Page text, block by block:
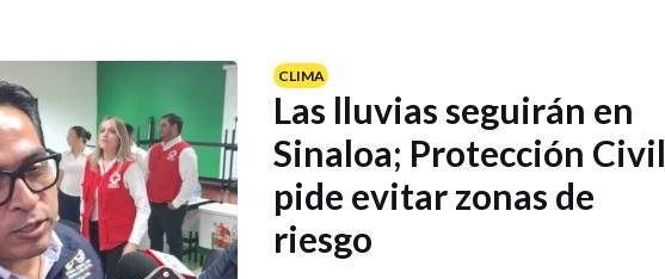
CLIMA
Las lluvias seguirán en
Sinaloa; Protección Civil
pide evitar zonas de
riesgo